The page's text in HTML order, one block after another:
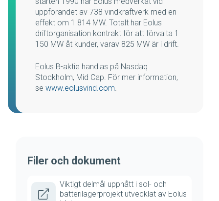
uppförandet av 738 vindkraftverk med en
effekt om 1 814 MW. Totalt har Eolus
driftorganisation kontrakt för att förvalta 1
150 MW åt kunder, varav 825 MW är i drift.
Eolus B-aktie handlas på Nasdaq
Stockholm, Mid Cap. För mer information,
se www.eolusvind.com.
Filer och dokument
Viktigt delmål uppnått i sol- och
batterilagerprojekt utvecklat av Eolus